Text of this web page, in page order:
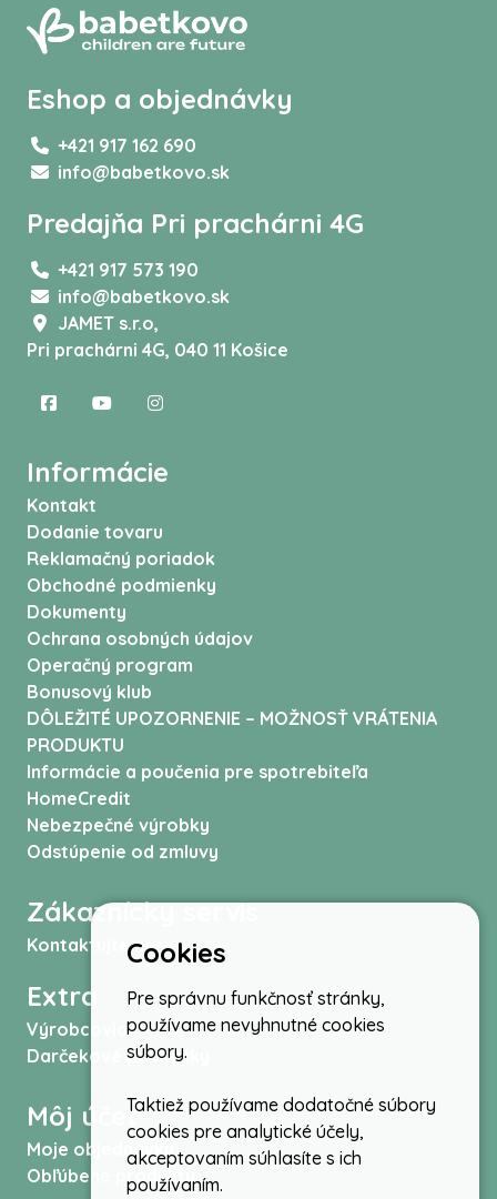
Eshop a objednávky
+421 917 162 690
info@babetkovo.sk
Predajňa Pri prachárni 4G
+421 917 573 190
info@babetkovo.sk
JAMET s.r.o,
Pri prachárni 4G, 040 11 Košice
Informácie
Kontakt
Dodanie tovaru
Reklamačný poriadok
Obchodné podmienky
Dokumenty
Ochrana osobných údajov
Operačný program
Bonusový klub
DÔLEŽITÉ UPOZORNENIE – MOŽNOSŤ VRÁTENIA
PRODUKTU
Informácie a poučenia pre spotrebiteľa
HomeCredit
Nebezpečné výrobky
Odstúpenie od zmluvy
Zákaznícky servis
Kontaktujte nás
Extra
Výrobcovia
Darčekové poukážky
Môj účet
Moje objednávky
Obľúbené produkty
Cookies
Pre správnu funkčnosť stránky,
používame nevyhnutné cookies
súbory.
Taktiež používame dodatočné súbory
cookies pre analytické účely,
akceptovaním súhlasíte s ich
používaním.